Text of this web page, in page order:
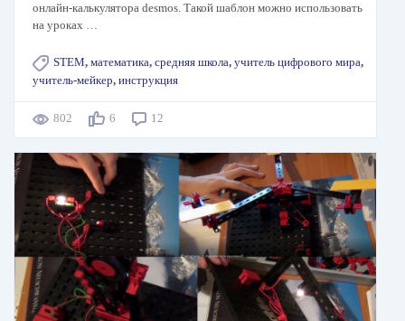
онлайн-калькулятора desmos. Такой шаблон можно использовать
на уроках …
STEM, математика, средняя школа, учитель цифрового мира,
учитель-мейкер, инструкция
802 6 12